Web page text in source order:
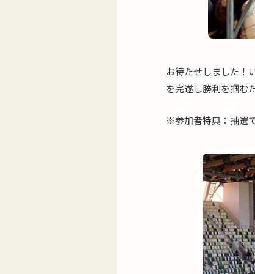
お待たせしました！
を完遂し勝利を掴む
※参加者特典：抽選